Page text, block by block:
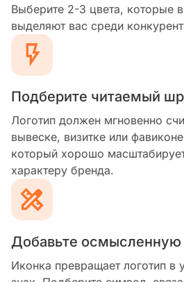
Выберите 2-3 цвета, которые
выделяют вас среди
Подберите читаемый
Логотип должен мгновенно
вывеске, визитке или
который хорошо
характеру бренда.
Добавьте осмысленную
Иконка превращает логотип в